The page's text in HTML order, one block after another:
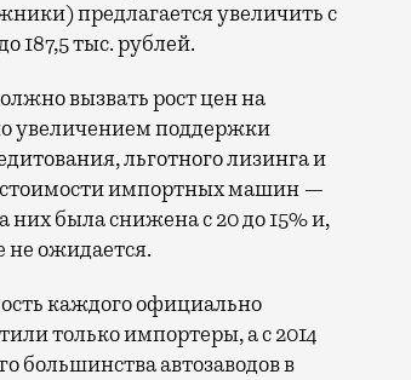
предлагается увеличить с
187,5 тыс. рублей.
вызвать рост цен на
увеличением поддержки
льготного лизинга и
стоимости импортных машин —
них была снижена с 20 до 15% и,
не ожидается.
каждого официально
только импортеры, а с 2014
большинства автозаводов в